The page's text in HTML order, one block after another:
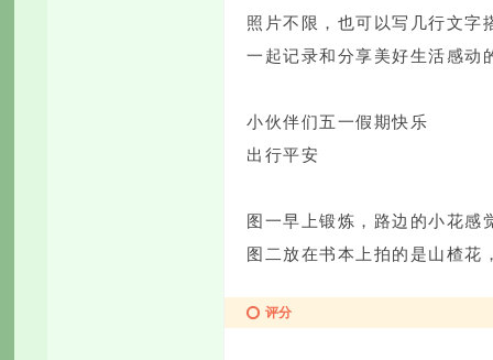
照片不限，也可以写几行文字
一起记录和分享美好生活感动
小伙伴们五一假期快乐
出行平安
图一早上锻炼，路边的小花感
图二放在书本上拍的是山楂花
评分